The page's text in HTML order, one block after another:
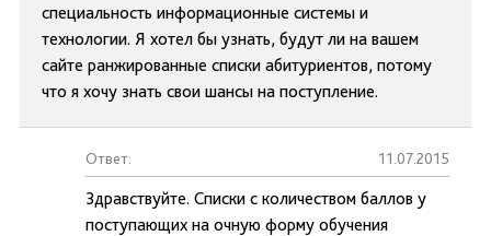
специальность информационные системы и
технологии. Я хотел бы узнать, будут ли на вашем
сайте ранжированные списки абитуриентов, потому
что я хочу знать свои шансы на поступление.
Ответ: 11.07.2015
Здравствуйте. Списки с количеством баллов у
поступающих на очную форму обучения